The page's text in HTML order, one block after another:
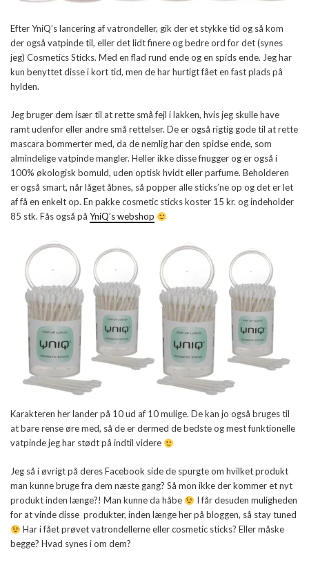
Efter YniQ’s lancering af vatrondeller, gik der et stykke tid og så kom
der også vatpinde til, eller det lidt finere og bedre ord for det (synes
jeg) Cosmetics Sticks. Med en flad rund ende og en spids ende. Jeg har
kun benyttet disse i kort tid, men de har hurtigt fået en fast plads på
hylden.
Jeg bruger dem især til at rette små fejl i lakken, hvis jeg skulle have
ramt udenfor eller andre små rettelser. De er også rigtig gode til at rette
mascara bommerter med, da de nemlig har den spidse ende, som
almindelige vatpinde mangler. Heller ikke disse fnugger og er også i
100% økologisk bomuld, uden optisk hvidt eller parfume. Beholderen
er også smart, når låget åbnes, så popper alle sticks’ne op og det er let
af få en enkelt op. En pakke cosmetic sticks koster 15 kr. og indeholder
85 stk. Fås også på YniQ’s webshop
Karakteren her lander på 10 ud af 10 mulige. De kan jo også bruges til
at bare rense øre med, så de er dermed de bedste og mest funktionelle
vatpinde jeg har stødt på indtil videre
Jeg så i øvrigt på deres Facebook side de spurgte om hvilket produkt
man kunne bruge fra dem næste gang? Så mon ikke der kommer et nyt
produkt inden længe?! Man kunne da håbe
I får desuden muligheden
for at vinde disse produkter, inden længe her på bloggen, så stay tuned
Har i fået prøvet vatrondellerne eller cosmetic sticks? Eller måske
begge? Hvad synes i om dem?